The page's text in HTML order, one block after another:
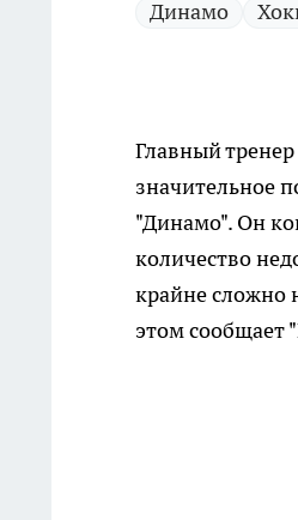
Динамо
Главный
значительное
"Динамо". Он
количество
крайне сложно
этом сообщает